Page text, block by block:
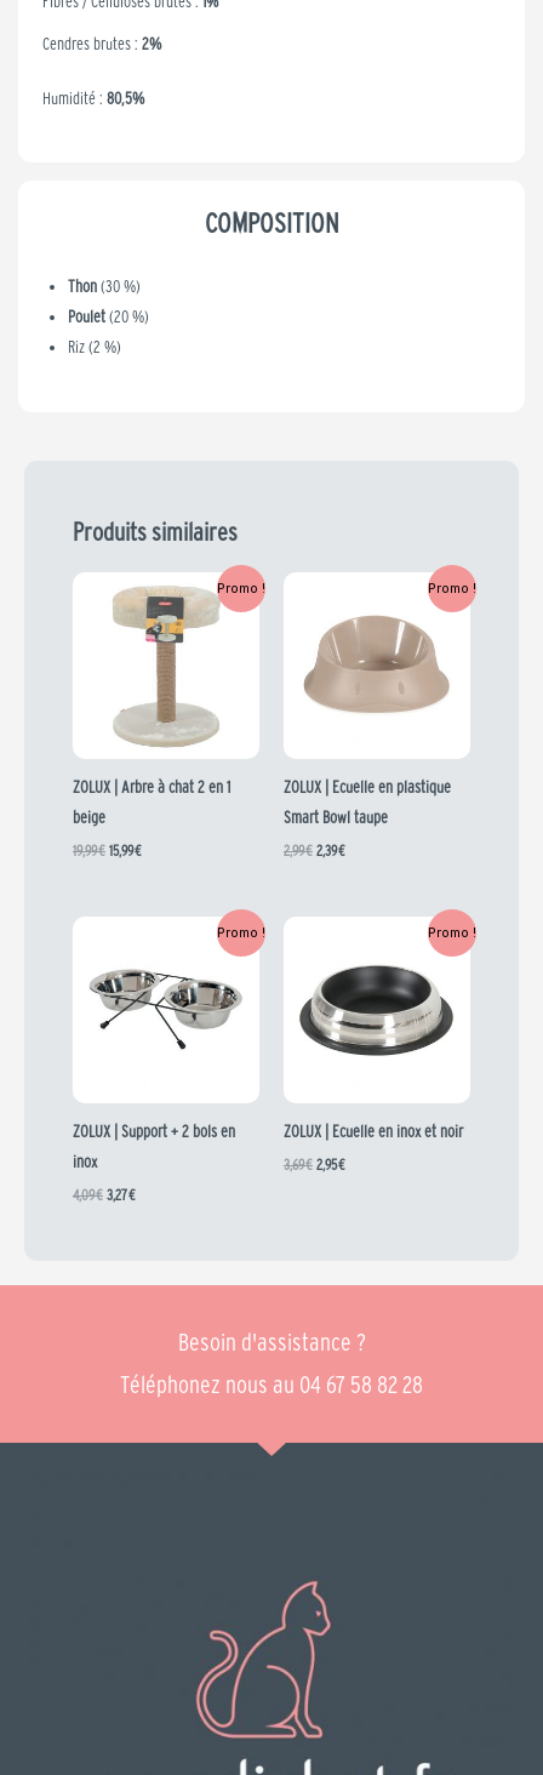
COMPOSITION
Thon(30 %)
Poulet(20 %)
Riz (2 %)
Cendres brutes : 2%
Humidité : 80,5%
Produits similaires
Promo !
ZOLUX | Arbre à chat 2 en 1
beige
19,99€
prix
initial
15,99€
prix
actuel
est :
15,99 €.
Promo !
ZOLUX | Ecuelle en plastique
Smart Bowl taupe
2,99€
initial
était :
2,99 €.
2,39€
actuel
2,39 €.
Promo !
ZOLUX | Support + 2 bols en
inox
4,09€
était :
4,09 €.
3,27€
est :
3,27 €.
Promo !
ZOLUX | Ecuelle en inox et noir
3,69€
était :
3,69 €.
2,95€
actuel
Besoin d'assistance ?
Téléphonez nous au 04 67 58 82 28